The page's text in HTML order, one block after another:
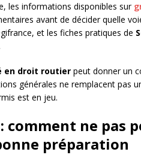
les informations disponibles sur
avant de décider quelle
et les fiches pratiques de
en droit routier peut donner un
générales ne remplacent pas
est en jeu.
ne pas
préparation